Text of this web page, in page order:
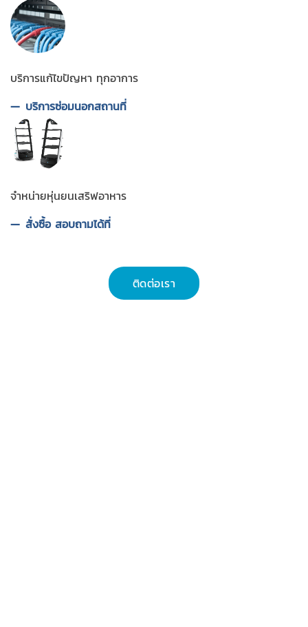
บริการแก้ไขปัญหา ทุกอาการ
บริการซ่อมนอกสถานที่
จำหน่ายหุ่นยนเสริฟอาหาร
สั่งซื้อ สอบถามได้ที่
ติดต่อเรา